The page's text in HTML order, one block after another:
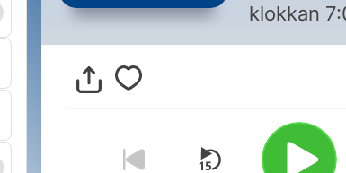
klokkan 7:00 –
frá
varpar